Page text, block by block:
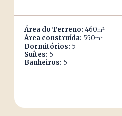
Área do Terreno: 460m²
Área construída: 550m²
Dormitórios: 5
Suítes: 5
Banheiros: 5